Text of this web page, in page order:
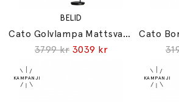
BELID
Cato Golvlampa Mattsvart Med Dimmer
3799 kr 3039 kr